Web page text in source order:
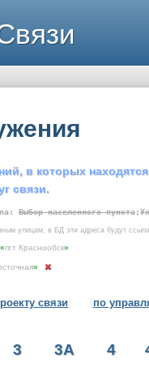
в которых
связи.
Выбор населенного пункта;
улицам, в БД эти адреса будут
пгт Краснообск»
»
связи по
3 3А 4